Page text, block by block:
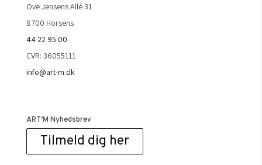
Ove Jensens Allé 31
8700 Horsens
44 22 95 00
CVR: 36055111
info@art-m.dk
ART’M Nyhedsbrev
Tilmeld dig her